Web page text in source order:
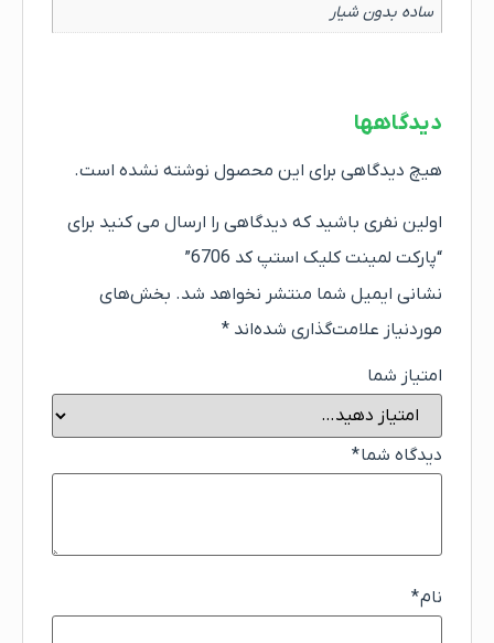
ساده بدون شیار
دیدگاهها
هیچ دیدگاهی برای این محصول نوشته نشده است.
اولین نفری باشید که دیدگاهی را ارسال می کنید برای
“پارکت لمینت کلیک استپ کد 6706”
نشانی ایمیل شما منتشر نخواهد شد. بخش‌های
موردنیاز علامت‌گذاری شده‌اند *
امتیاز شما
دیدگاه شما*
نام*